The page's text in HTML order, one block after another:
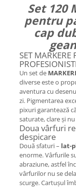
Set 120
pentru
cap
SET MARKERE
PROFESIONISTI
Un set de
diverse este o
aventura cu
zi. Pigmentarea
pixuri garantează
saturate, clare și
Doua vârfuri
despicare
Două sfaturi – lat-
enorme. Vârfurile
abraziune, astfel
vârfurilor nu se
scurge. Cartușul